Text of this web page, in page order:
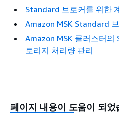
Standard 브로커를 위한
Amazon MSK Standard
Amazon MSK 클러스터
토리지 처리량 관리
페이지 내용이 도움이 되었